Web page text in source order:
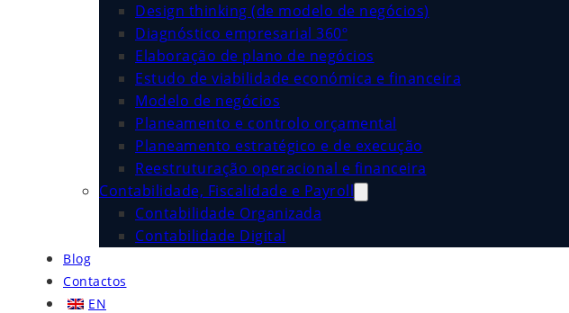
Design thinking (de modelo de negócios)
Diagnóstico empresarial 360º
Elaboração de plano de negócios
Estudo de viabilidade económica e financeira
Modelo de negócios
Planeamento e controlo orçamental
Planeamento estratégico e de execução
Reestruturação operacional e financeira
Contabilidade, Fiscalidade e Payroll
Contabilidade Organizada
Contabilidade Digital
Blog
Contactos
EN